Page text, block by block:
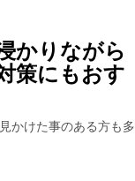
かりながら
策にもおす
かけた事のある方も多